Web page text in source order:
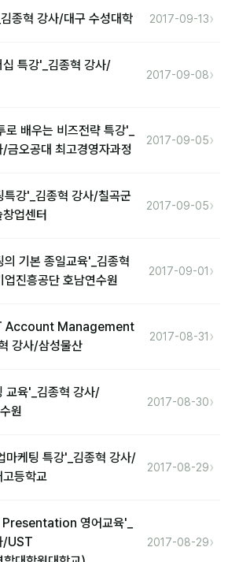
종혁 강사/대구 수성대학 2017-09-13›
십 특강'_김종혁 강사/
2017-09-08›
로 배우는 비즈전략 특강'_
금오공대 최고경영자과정
2017-09-05›
강'_김종혁 강사/칠곡군
업센터
2017-09-05›
기본 종일교육'_김종혁
진흥공단 호남연수원
2017-09-01 ›
Account Management
강사/삼성물산
2017-08-31 ›
교육'_김종혁 강사/
원
2017-08-30›
마케팅 특강'_김종혁 강사/
등학교
2017-08-29›
영어교육'_
/UST
2017-08-29›